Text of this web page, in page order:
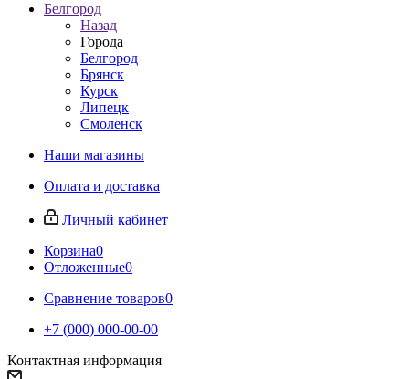
Белгород
Назад
Города
Белгород
Брянск
Курск
Липецк
Смоленск
Наши магазины
Оплата и доставка
Личный кабинет
Корзина0
Отложенные0
Сравнение товаров0
+7 (000) 000-00-00
Контактная информация